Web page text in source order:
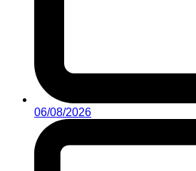
06/08/2026